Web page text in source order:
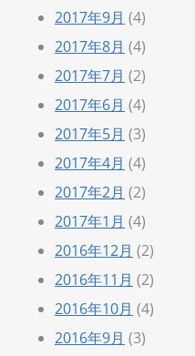
2017年9月 (4)
2017年8月 (4)
2017年7月 (2)
2017年6月 (4)
2017年5月 (3)
2017年4月 (4)
2017年2月 (2)
2017年1月 (4)
2016年12月 (2)
2016年11月 (2)
2016年10月 (4)
2016年9月 (3)